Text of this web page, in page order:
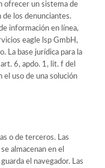
ofrecer un sistema de
de los denunciantes.
información en línea,
eagle lsp GmbH,
La base jurídica para la
6, apdo. 1, lit. f del
el uso de una solución
o de terceros. Las
almacenan en el
el navegador. Las